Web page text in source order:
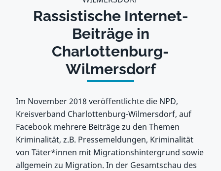
Rassistische Internet-
Beiträge in
Charlottenburg-
Wilmersdorf
Im November 2018 veröffentlichte die NPD,
Kreisverband Charlottenburg-Wilmersdorf, auf
Facebook mehrere Beiträge zu den Themen
Kriminalität, z.B. Pressemeldungen, Kriminalität
von Täter*innen mit Migrationshintergrund sowie
allgemein zu Migration. In der Gesamtschau des